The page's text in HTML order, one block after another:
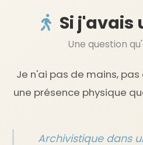
Si j'avais
Une question
Je n'ai pas de mains,
une présence physique
Archivistique dans